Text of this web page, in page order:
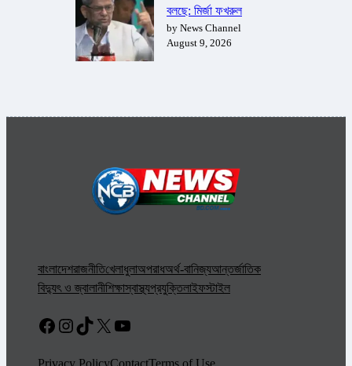
বলছে: মির্জা ফখরুল
by News Channel
August 9, 2026
বাংলাদেশরাজনীতিখেলাধুলাঅপরাধঅর্থ-বানিজ্যআন্তর্জাতিক
বিদ্যুৎ ও জ্বালানীশিক্ষাস্বাস্থ্যপ্রযুক্তিলাইফস্টাইল
Facebook
Instagram
TikTok
X YouTube
Privacy PolicyContactTerms of Use